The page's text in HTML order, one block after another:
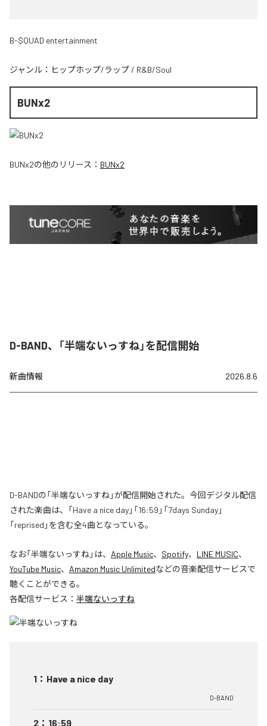
B-$QUAD entertainment
ジャンル： ヒップホップ/ラップ / R&B/Soul
BUNx2
BUNx2の他のリリース： BUNx2
D-BAND、「半端ないっすね」を配信開始
新曲情報 2026.8.6
D-BANDの「半端ないっすね」が配信開始された。今回デジタル配信
された楽曲は、「Have a nice day」「16:59」「7days Sunday」
「reprised」を含む全4曲となっている。
なお「半端ないっすね」は、 Apple Music、 Spotify、 LINE MUSIC、
YouTube Music、 Amazon Music Unlimitedなどの音楽配信サービスで
聴くことができる。
各配信サービス： 半端ないっすね
1 ： Have a nice day
D-BAND
2 ： 16:59